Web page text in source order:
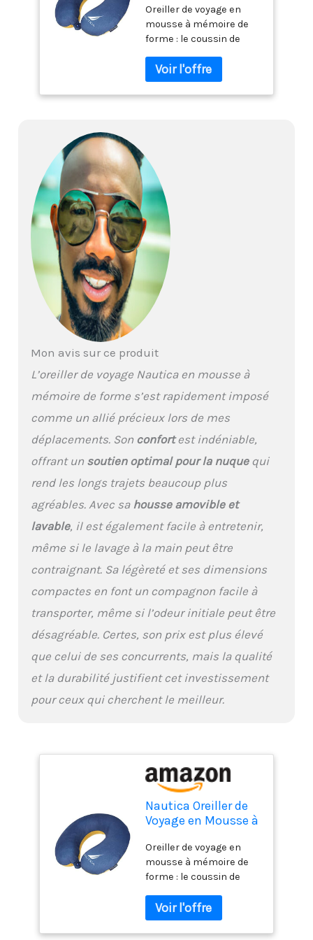
Oreiller de voyage en
mousse à mémoire de
forme : le coussin de
élevé et un confort
optimal. L'équilibre
parfait entre douceur et
soutien du cou de voyage
: notre coussin de nuque
pour voyage est
ergonomique, soutien
tout autour de votre cou
à 360 degrés. Empêche
votre tête de tomber
vers l'avant ou de se
pencher à gauche ou à
droite lorsque vous
faites une sieste avec
l'oreiller de voyage
mémoire de forme
évitez les douleurs au
cou après avoir lu, jouer,
regarder la télévision,
faire la sieste ou voyager
en avion, en voiture, en
voyage Nautica offre un
soutien parfait du cou
douleurs cervicales et
vous permettre de
confortable Oreiller
d'avion facile d'entretien
en velours pour un
matériau doux et
Petit et portable : il peut
facilement se glisser
main et offre un soutien
optimal du cou et des
bureau
Mon avis sur ce produit
L’oreiller de voyage Nautica en mousse à
mémoire de forme s’est rapidement imposé
comme un allié précieux lors de mes
déplacements. Son confortest indéniable,
offrant un soutien optimal pour la nuquequi
rend les longs trajets beaucoup plus
agréables. Avec sa housse amovible et
lavable, il est également facile à entretenir,
même si le lavage à la main peut être
contraignant. Sa légèreté et ses dimensions
compactes en font un compagnon facile à
transporter, même si l’odeur initiale peut être
désagréable. Certes, son prix est plus élevé
que celui de ses concurrents, mais la qualité
et la durabilité justifient cet investissement
pour ceux qui cherchent le meilleur.
Nautica Oreiller de
Voyage en Mousse à
Oreiller de voyage en
mousse à mémoire de
forme : le coussin de
élevé et un confort
optimal. L'équilibre
parfait entre douceur et